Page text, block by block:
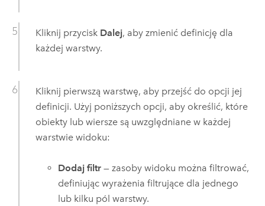
Kliknij przycisk Dalej, aby zmienić definicję dla
każdej warstwy.
Kliknij pierwszą warstwę, aby przejść do opcji jej
definicji. Użyj poniższych opcji, aby określić, które
obiekty lub wiersze są uwzględniane w każdej
warstwie widoku:
Dodaj filtr — zasoby widoku można filtrować,
definiując wyrażenia filtrujące dla jednego
lub kilku pól warstwy.